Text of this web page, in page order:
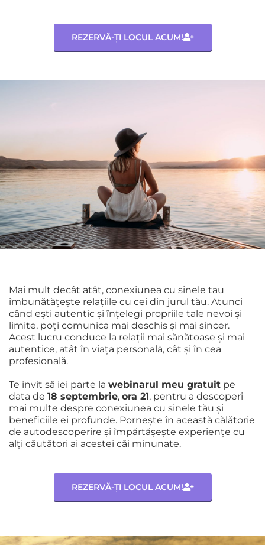
REZERVĂ-ȚI LOCUL ACUM!
Mai mult decât atât, conexiunea cu sinele tau
îmbunătățește relațiile cu cei din jurul tău. Atunci
când ești autentic și înțelegi propriile tale nevoi și
limite, poți comunica mai deschis și mai sincer.
Acest lucru conduce la relații mai sănătoase și mai
autentice, atât în viața personală, cât și în cea
profesională.
Te invit să iei parte la webinarul meu gratuit pe
data de 18 septembrie, ora 21, pentru a descoperi
mai multe despre conexiunea cu sinele tău și
beneficiile ei profunde. Pornește în această călătorie
de autodescoperire și împărtășește experiențe cu
alți căutători ai acestei căi minunate.
REZERVĂ-ȚI LOCUL ACUM!